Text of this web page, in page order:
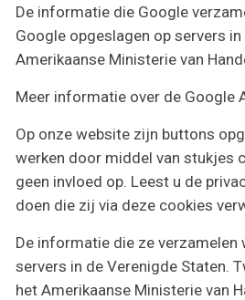
De informatie die Google
Google opgeslagen op servers
Amerikaanse Ministerie van
Meer informatie over de Google
Op onze website zijn buttons
werken door middel van stukjes
geen invloed op. Leest u de
doen die zij via deze cookies
De informatie die ze
servers in de Verenigde Staten.
het Amerikaanse Ministerie van